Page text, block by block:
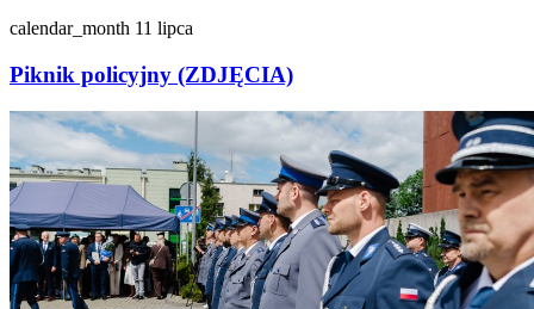
calendar_month 11 lipca
Piknik policyjny (ZDJĘCIA)